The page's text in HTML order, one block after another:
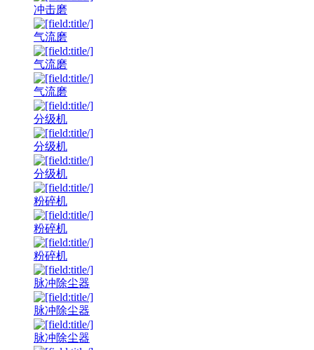
冲击磨
气流磨
气流磨
气流磨
分级机
分级机
分级机
粉碎机
粉碎机
粉碎机
脉冲除尘器
脉冲除尘器
脉冲除尘器